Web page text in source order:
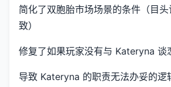
简化了双胞胎市场场景的条件（目
致）
修复了如果玩家没有与 Kateryna 谈
导致 Kateryna 的职责无法办妥的逻